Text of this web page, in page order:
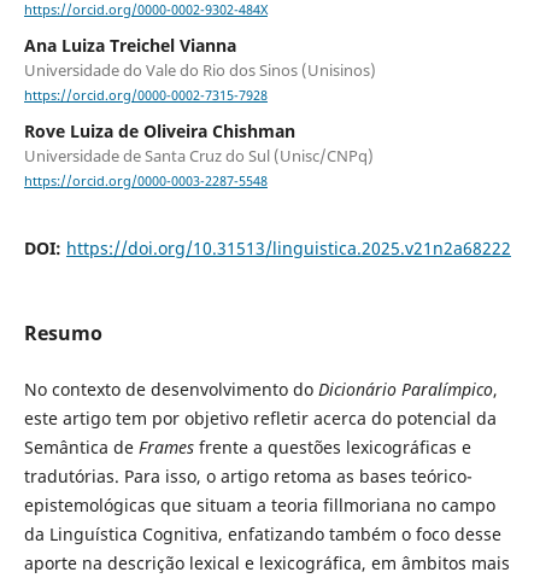
https://orcid.org/0000-0002-9302-484X
Ana Luiza Treichel Vianna
Universidade do Vale do Rio dos Sinos (Unisinos)
https://orcid.org/0000-0002-7315-7928
Rove Luiza de Oliveira Chishman
Universidade de Santa Cruz do Sul (Unisc/CNPq)
https://orcid.org/0000-0003-2287-5548
DOI: https://doi.org/10.31513/linguistica.2025.v21n2a68222
Resumo
No contexto de desenvolvimento do Dicionário Paralímpico,
este artigo tem por objetivo refletir acerca do potencial da
Semântica de Framesfrente a questões lexicográficas e
tradutórias. Para isso, o artigo retoma as bases teórico-
epistemológicas que situam a teoria fillmoriana no campo
da Linguística Cognitiva, enfatizando também o foco desse
aporte na descrição lexical e lexicográfica, em âmbitos mais